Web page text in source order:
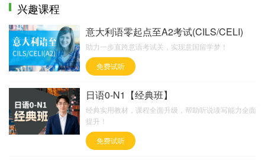
兴趣课程
意大利语零起点至A2考试(CILS/CELI)
助力一步直跨意语考试关，实现意国留学梦！
免费试听
日语0-N1【经典班】
经典实用教材，课程全面升级，帮助听说读写能力全面
提升！
免费试听